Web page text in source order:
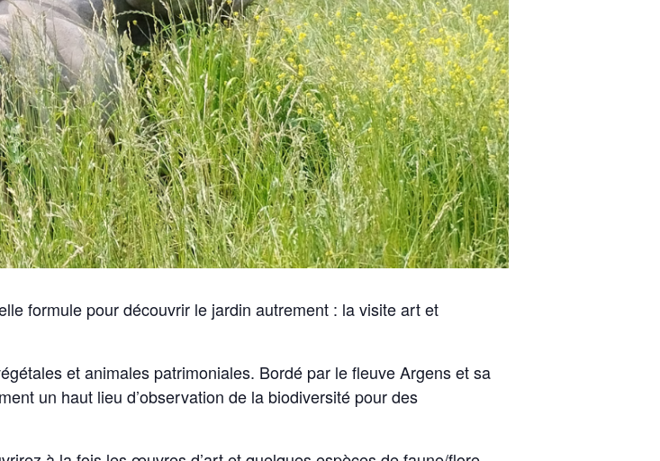
formule pour découvrir le jardin autrement : la visite art et
et animales patrimoniales. Bordé par le fleuve Argens et sa
un haut lieu d’observation de la biodiversité pour des